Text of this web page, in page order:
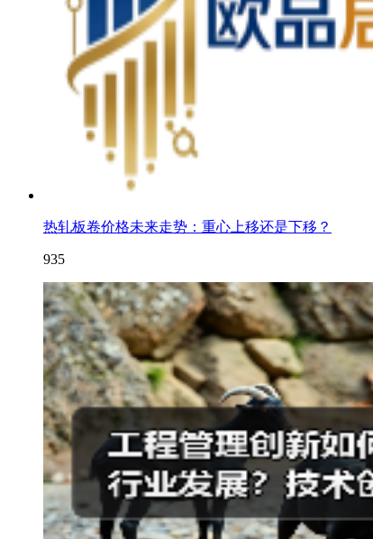
热轧板卷价格未来走势：重心上移还是下移？
935